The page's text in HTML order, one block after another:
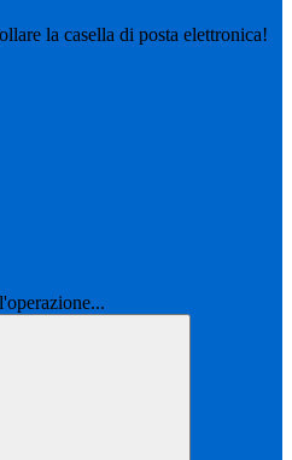
la casella di posta elettronica!